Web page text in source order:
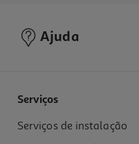
Ajuda
Serviços
Serviços de instalação